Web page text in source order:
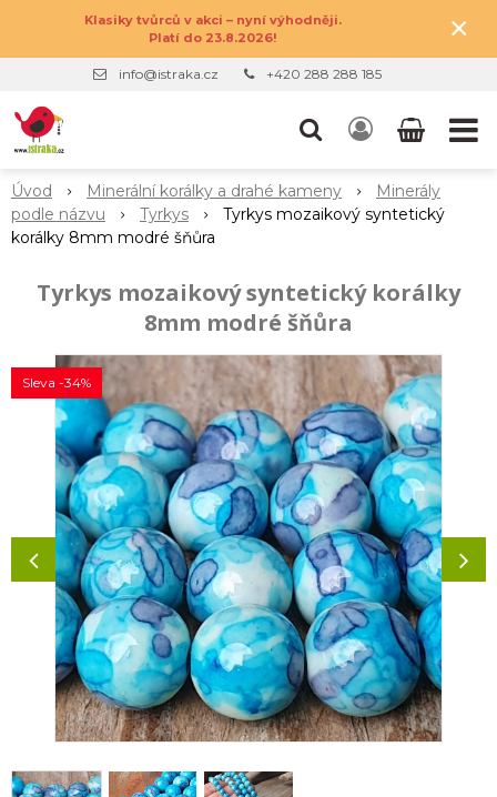
Klasiky tvůrců v akci – nyní výhodněji.
Platí do 23.8.2026!
×
info@istraka.cz +420 288 288 185
Úvod Minerální korálky a drahé kameny
Minerály
podle názvu
Tyrkys
Tyrkys mozaikový syntetický
korálky 8mm modré šňůra
Tyrkys mozaikový syntetický korálky
8mm modré šňůra
Sleva -34%